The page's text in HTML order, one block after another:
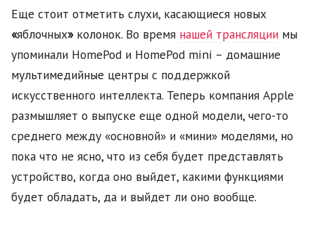
Еще стоит отметить слухи, касающиеся новых
«яблочных»колонок. Во время нашей трансляции мы
упоминали HomePod и HomePod mini – домашние
мультимедийные центры с поддержкой
искусственного интеллекта. Теперь компания Apple
размышляет о выпуске еще одной модели, чего-то
среднего между «основной» и «мини» моделями, но
пока что не ясно, что из себя будет представлять
устройство, когда оно выйдет, какими функциями
будет обладать, да и выйдет ли оно вообще.